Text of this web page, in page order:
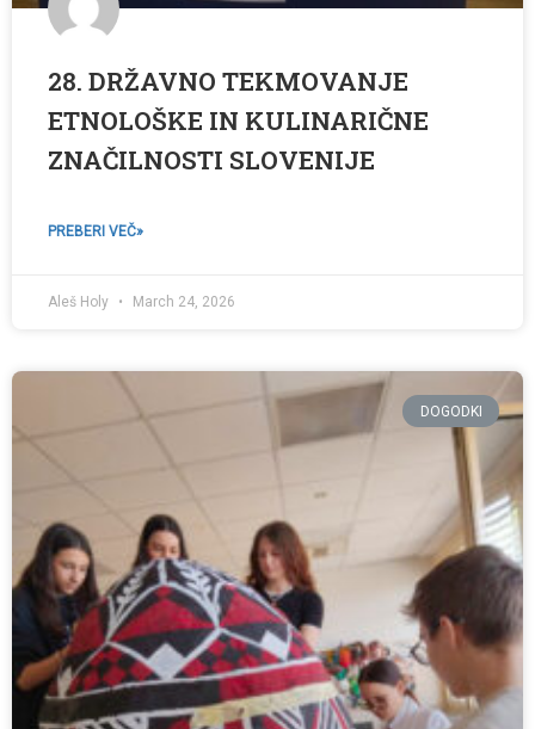
28. DRŽAVNO TEKMOVANJE
ETNOLOŠKE IN KULINARIČNE
ZNAČILNOSTI SLOVENIJE
PREBERI VEČ»
Aleš Holy March 24, 2026
DOGODKI